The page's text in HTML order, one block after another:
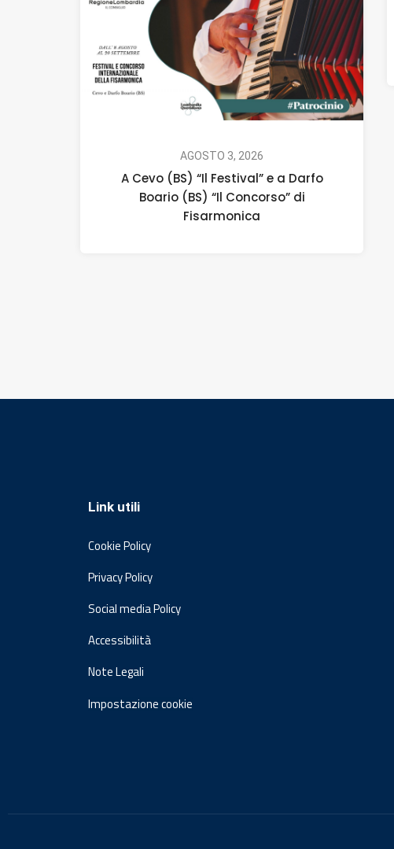
AGOSTO 3, 2026
A Cevo (BS) “Il Festival” e a Darfo
Boario (BS) “Il Concorso” di
Fisarmonica
Link utili
Cookie Policy
Privacy Policy
Social media Policy
Accessibilità
Note Legali
Impostazione cookie